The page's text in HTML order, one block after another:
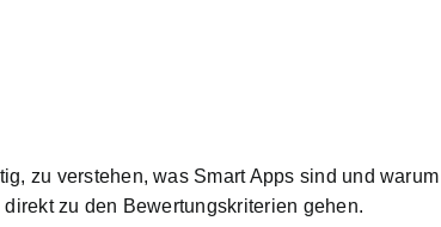
zu verstehen, was Smart Apps sind und
zu den Bewertungskriterien gehen.